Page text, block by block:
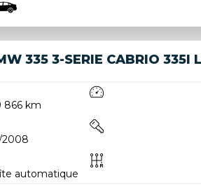
335 3-SERIE CABRIO 335I
866 km
automatique